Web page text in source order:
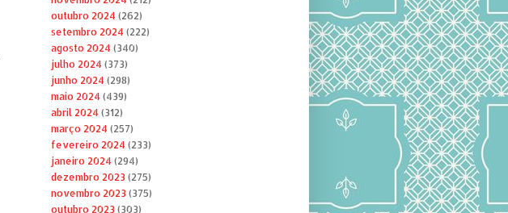
outubro 2024 (262)
setembro 2024 (222)
agosto 2024 (340)
julho 2024 (373)
junho 2024 (298)
maio 2024 (439)
abril 2024 (312)
março 2024 (257)
fevereiro 2024 (233)
janeiro 2024 (294)
dezembro 2023(275)
novembro 2023(375)
outubro 2023(303)